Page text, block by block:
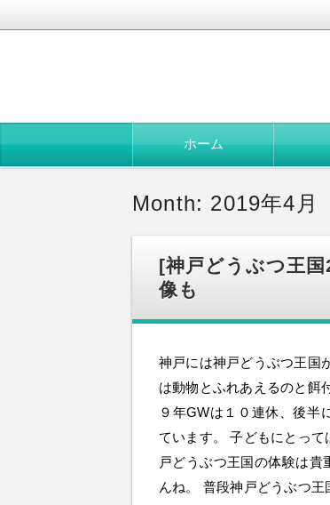
ン
ホーム
Month: 2019年4月
[神戸どうぶつ王
像も
神戸には神戸どうぶつ王国
は動物とふれあえるのと餌
９年GWは１０連休、後半
ています。 子どもにとっ
戸どうぶつ王国の体験は
んね。 普段神戸どうぶつ